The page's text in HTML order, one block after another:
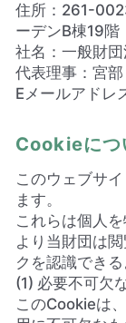
住所：261-
ーデンB棟19階
社名：一般財
代表理事：宮
Eメールアドレ
Cookieにつ
このウェブサ
ます。
これらは個人
より当財団は
クを認識できる
(1) 必要不可欠
このCookieは